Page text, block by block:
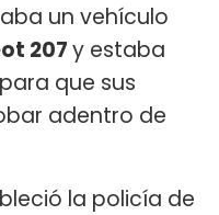
un vehículo
207y estaba
que sus
adentro de
la policía de